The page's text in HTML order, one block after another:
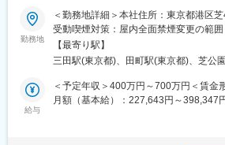
社会的意義が高く、人々の健康を守る
で専門性とマネジメント力を磨けます。
も可能です。
完全週休二日制、年間休日124日、在
服装自由（ビジネスカジュアル）など働
◆医療機器のメンテナンスや保守点検
週に2日は事務所での業務が中心で夜間
■担当業務：
病院および衛生検査センターに向けて、
た医療機器（検査装置）・体外診断用
ールドサービスをお任せいたします。
勤務地
＜勤務地詳細＞本社住所：東京都港区
受動喫煙対策：屋内全面禁煙変更の範
【最寄り駅】
三田駅(東京都)、田町駅(東京都)、芝公
給与
＜予定年収＞400万円～700万円＜賃金
月額（基本給）：227,643円～398,347